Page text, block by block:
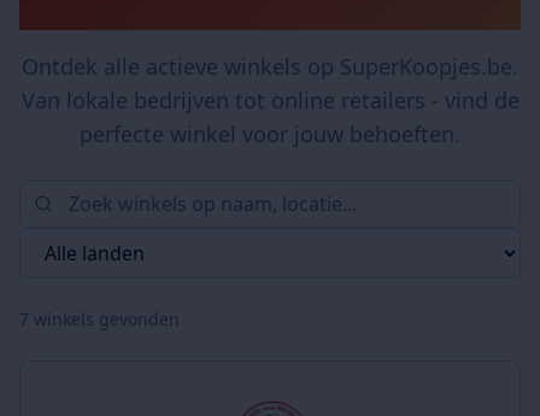
Ontdek alle actieve winkels op SuperKoopjes.be.
Van lokale bedrijven tot online retailers - vind de
perfecte winkel voor jouw behoeften.
7 winkels gevonden